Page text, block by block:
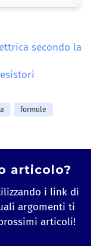
secondo la
formule
articolo?
i link di
argomenti ti
articoli!